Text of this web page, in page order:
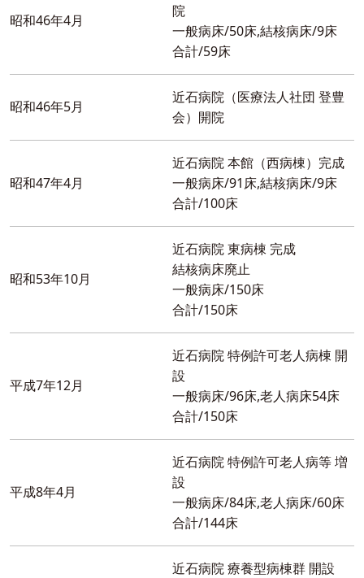
昭和46年4月
院
一般病床/50床,結核病床/9床
合計/59床
昭和46年5月
近石病院（医療法人社団 登豊
会）開院
昭和47年4月
近石病院 本館（西病棟）完成
一般病床/91床,結核病床/9床
合計/100床
昭和53年10月
近石病院 東病棟 完成
結核病床廃止
一般病床/150床
合計/150床
平成7年12月
近石病院 特例許可老人病棟 開
設
一般病床/96床,老人病床54床
合計/150床
平成8年4月
近石病院 特例許可老人病等 増
設
一般病床/84床,老人病床/60床
合計/144床
近石病院 療養型病棟群 開設